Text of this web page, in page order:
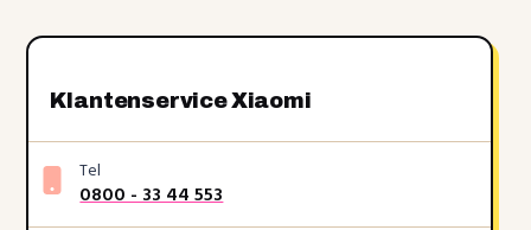
Klantenservice Xiaomi
Tel
0800 - 33 44 553